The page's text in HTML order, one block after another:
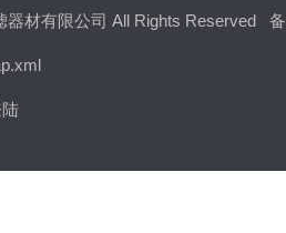
器材有限公司 All Rights Reserved